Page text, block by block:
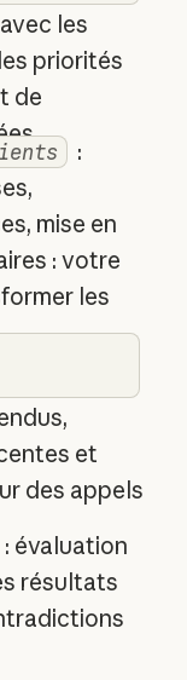
les
priorités
de
:
mise en
: votre
les
et
des appels
: évaluation
résultats